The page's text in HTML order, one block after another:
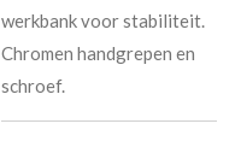
werkbank voor stabiliteit.
Chromen handgrepen en
schroef.